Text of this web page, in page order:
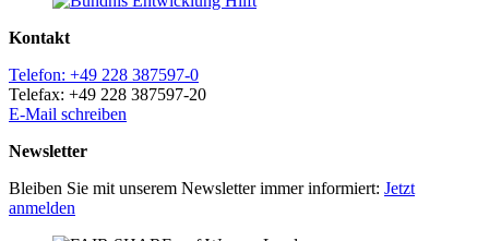
Kontakt
Telefon: +49 228 387597-0
Telefax: +49 228 387597-20
E-Mail schreiben
Newsletter
Bleiben Sie mit unserem Newsletter immer informiert: Jetzt
anmelden